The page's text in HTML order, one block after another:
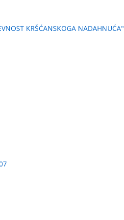
KRŠĆANSKOGA NADAHNUĆA"